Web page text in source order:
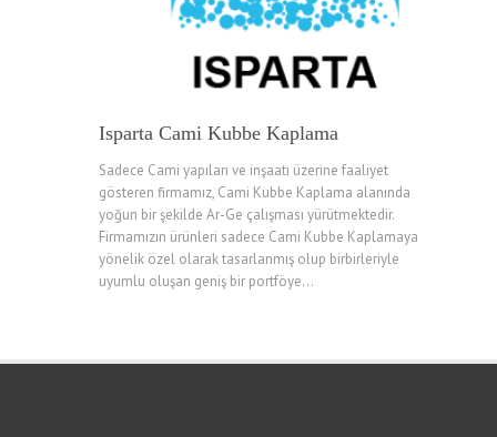
Isparta Cami Kubbe Kaplama
Sadece Cami yapıları ve inşaatı üzerine faaliyet
gösteren firmamız, Cami Kubbe Kaplama alanında
yoğun bir şekilde Ar-Ge çalışması yürütmektedir.
Firmamızın ürünleri sadece Cami Kubbe Kaplamaya
yönelik özel olarak tasarlanmış olup birbirleriyle
uyumlu oluşan geniş bir portföye...